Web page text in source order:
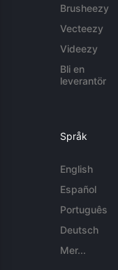
Brusheezy
Vecteezy
Videezy
Bli en
leverantör
Språk
English
Español
Português
Deutsch
Mer...